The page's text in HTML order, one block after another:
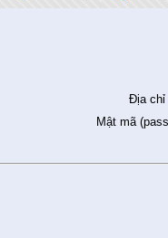
Địa chỉ
Mật mã